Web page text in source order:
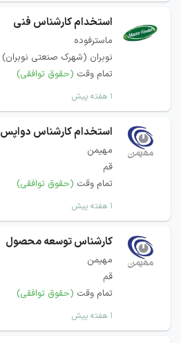
استخدام کارشناس فنی
ماسترفوده
نوبران (شهرک صنعتی نوبران)
تمام وقت (حقوق توافقی)
۱ هفته پیش
استخدام کارشناس دواپس
مهیمن
قم
تمام وقت (حقوق توافقی)
۱ هفته پیش
کارشناس توسعه محصول
مهیمن
قم
تمام وقت (حقوق توافقی)
۱ هفته پیش